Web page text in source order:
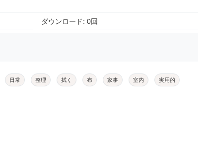
ダウンロード: 0回
日常 整理 拭く 布 家事 室内 実用的